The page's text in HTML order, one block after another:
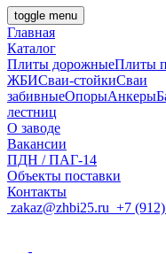
toggle menu
Главная
Каталог
Плиты дорожныеПлиты
ЖБИСваи-стойкиСваи
забивныеОпорыАнкеры
лестниц
О заводе
Вакансии
ПДН / ПАГ-14
Объекты поставки
Контакты
zakaz@zhbi25.ru +7